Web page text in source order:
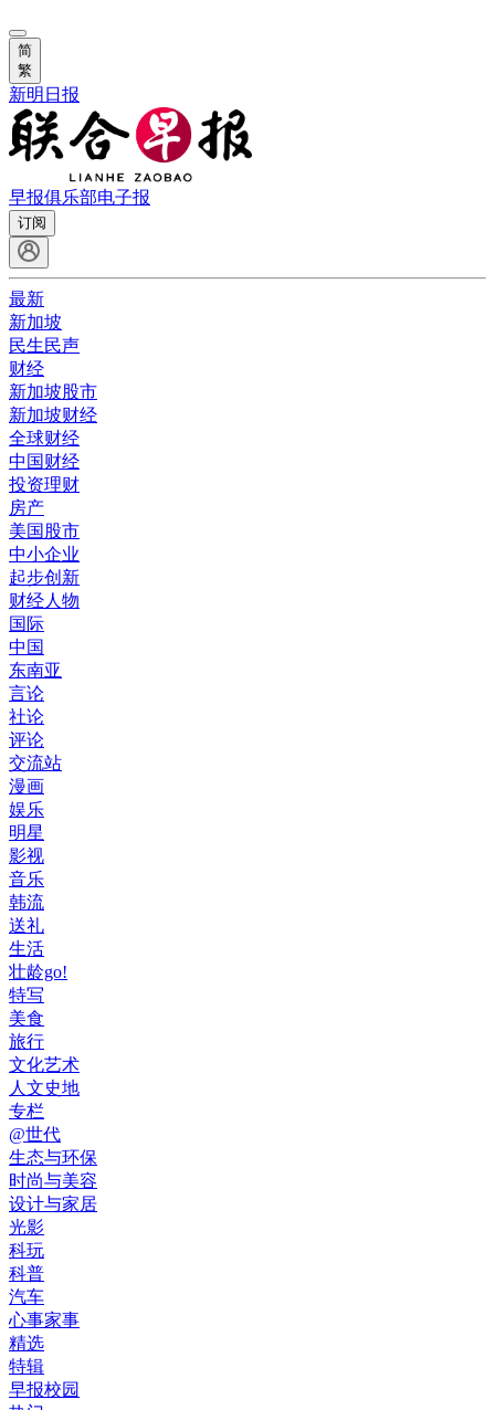
简
繁
新明日报
早报俱乐部电子报
订阅
最新
新加坡
民生民声
财经
新加坡股市
新加坡财经
全球财经
中国财经
投资理财
房产
美国股市
中小企业
起步创新
财经人物
国际
中国
东南亚
言论
社论
评论
交流站
漫画
娱乐
明星
影视
音乐
韩流
送礼
生活
壮龄go!
特写
美食
旅行
文化艺术
人文史地
专栏
@世代
生态与环保
时尚与美容
设计与家居
光影
科玩
科普
汽车
心事家事
精选
特辑
早报校园